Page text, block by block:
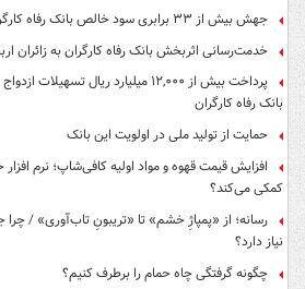
جهش بیش از ۳۳ برابری سود خالص بانک رفاه کارگران در بهار ۱۴۰۵
خدمت‌رسانی اثربخش بانک رفاه کارگران به زائران
پرداخت بیش از ۱۲,۰۰۰ میلیارد ریال
بانک رفاه کارگران
حمایت از تولید ملی در اولویت این بانک
افزایش قیمت قهوه و مواد اولیه کافی‌شاپ؛ نرم
کمکی می‌کند؟
رسانه؛ از «پمپاژِ خشم» تا «تریبونِ تاب‌آوری» / چرا
نیاز دارد؟
چگونه گرفتگی چاه حمام را برطرف کنیم؟